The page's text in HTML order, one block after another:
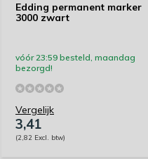
Edding permanent marker
3000 zwart
vóór 23:59 besteld, maandag
bezorgd!
Vergelijk
3,41
(2,82 Excl. btw)